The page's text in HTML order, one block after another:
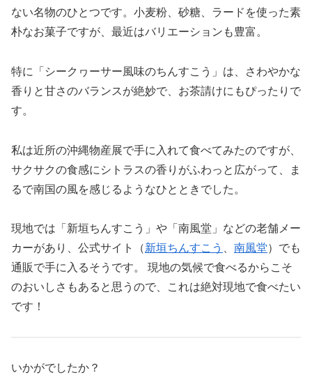
ない名物のひとつです。小麦粉、砂糖、ラードを使った素
朴なお菓子ですが、最近はバリエーションも豊富。
特に「シークヮーサー風味のちんすこう」は、さわやかな
香りと甘さのバランスが絶妙で、お茶請けにもぴったりで
す。
私は近所の沖縄物産展で手に入れて食べてみたのですが、
サクサクの食感にシトラスの香りがふわっと広がって、ま
るで南国の風を感じるようなひとときでした。
現地では「新垣ちんすこう」や「南風堂」などの老舗メー
カーがあり、公式サイト（新垣ちんすこう 、 南風堂）でも
通販で手に入るそうです。 現地の気候で食べるからこそ
のおいしさもあると思うので、これは絶対現地で食べたい
です！
いかがでしたか？